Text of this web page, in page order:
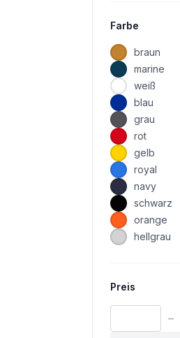
Farbe
braun
marine
weiß
blau
grau
rot
gelb
royal
navy
schwarz
orange
hellgrau
Preis
–